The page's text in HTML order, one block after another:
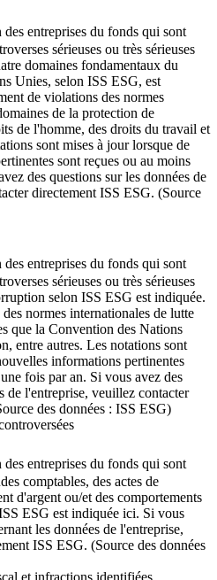
entreprises du fonds qui sont
sérieuses ou très sérieuses
domaines fondamentaux du
Unies, selon ISS ESG, est
de violations des normes
de la protection de
de l'homme, des droits du travail et
sont mises à jour lorsque de
sont reçues ou au moins
des questions sur les données de
directement ISS ESG. (Source
entreprises du fonds qui sont
sérieuses ou très sérieuses
selon ISS ESG est indiquée.
normes internationales de lutte
que la Convention des Nations
entre autres. Les notations sont
informations pertinentes
fois par an. Si vous avez des
de l'entreprise, veuillez contacter
des données : ISS ESG)
entreprises du fonds qui sont
comptables, des actes de
d'argent ou/et des comportements
ESG est indiquée ici. Si vous
les données de l'entreprise,
ISS ESG. (Source des données
et infractions identifiées